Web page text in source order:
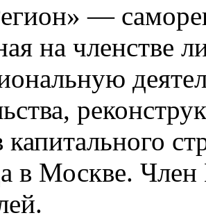
—
на членстве
капитального
в Москве.